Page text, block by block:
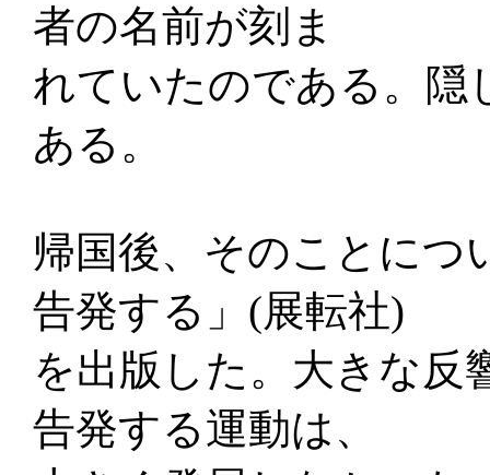
者の名前が刻ま
れていたのである。隠
ある。
帰国後、そのことにつ
告発する」(展転社)
を出版した。大きな反
告発する運動は、